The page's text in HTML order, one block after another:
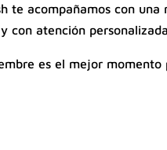
te acompañamos con
con atención
es el mejor momento